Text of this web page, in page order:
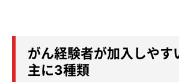
がん経験者が加入しやす
主に3種類